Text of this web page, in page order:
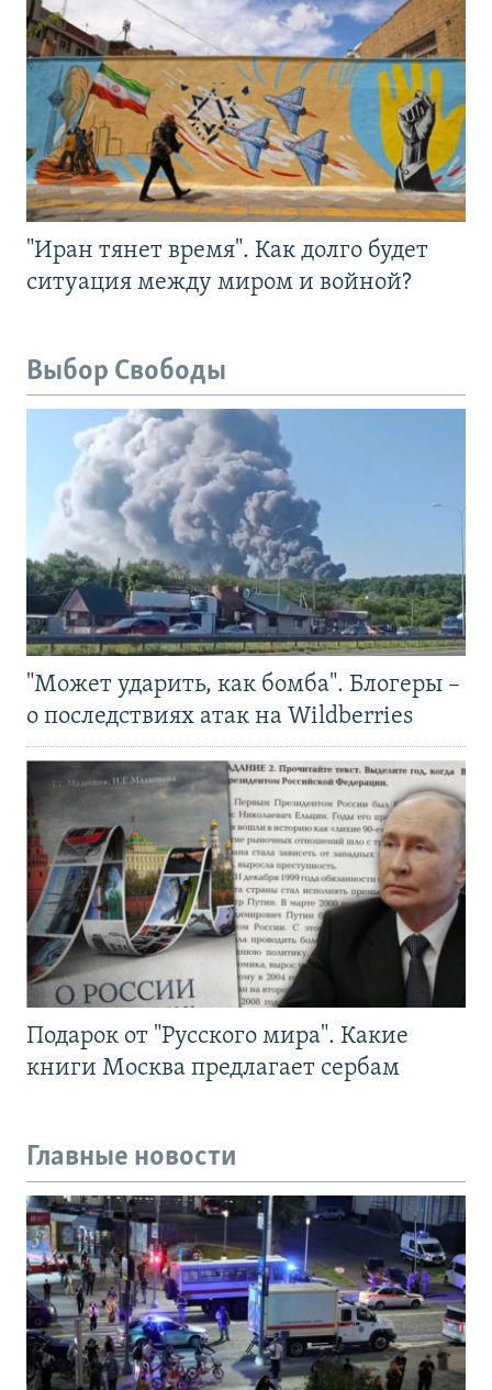
"Иран тянет время". Как долго будет
ситуация между миром и войной?
Выбор Свободы
"Может ударить, как бомба". Блогеры –
о последствиях атак на Wildberries
Подарок от "Русского мира". Какие
книги Москва предлагает сербам
Главные новости